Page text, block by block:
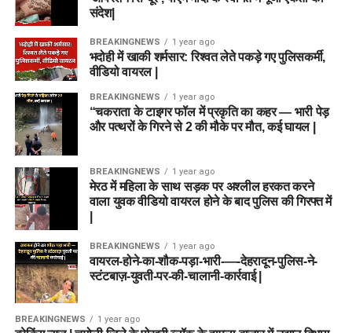
संदेश|
BREAKINGNEWS 1 year ago
भदोही में खाकी शर्मसार: रिश्वत लेते पकड़े गए पुलिसकर्मी,
वीडियो वायरल |
BREAKINGNEWS 1 year ago
“चकराता के टाइगर फॉल में प्रकृति का कहर — भारी पेड़
और पत्थरों के गिरने से 2 की मौके पर मौत, कई घायल |
BREAKINGNEWS 1 year ago
मेरठ में महिला के साथ सड़क पर अश्लील हरकत करने
वाला युवक वीडियो वायरल होने के बाद पुलिस की गिरफ्त में
BREAKINGNEWS 1 year ago
वायरल-होने-का-शौक-पड़ा-भारी-—-देहरादून-पुलिस-ने-
स्टंटबाज़-युवती-पर-की-चालानी-कार्रवाई |
BREAKINGNEWS 1 year ago